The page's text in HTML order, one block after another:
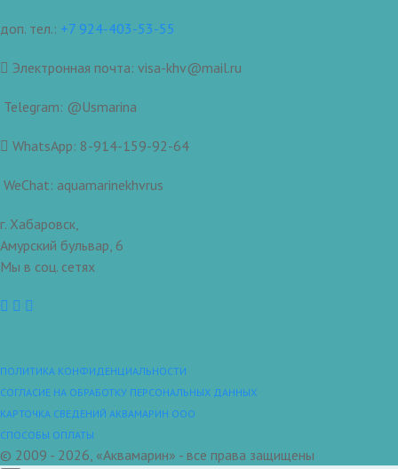
доп. тел.: +7 924-403-53-55
Электронная почта: visa-khv@mail.ru
Telegram: @Usmarina
WhatsApp: 8-914-159-92-64
WeChat: aquamarinekhvrus
г. Хабаровск,
Амурский бульвар, 6
Мы в соц. сетях
ПОЛИТИКА КОНФИДЕНЦИАЛЬНОСТИ
СОГЛАСИЕ НА ОБРАБОТКУ ПЕРСОНАЛЬНЫХ ДАННЫХ
КАРТОЧКА СВЕДЕНИЙ АКВАМАРИН ООО
СПОСОБЫ ОПЛАТЫ
© 2009 - 2026, «Аквамарин» - все права защищены